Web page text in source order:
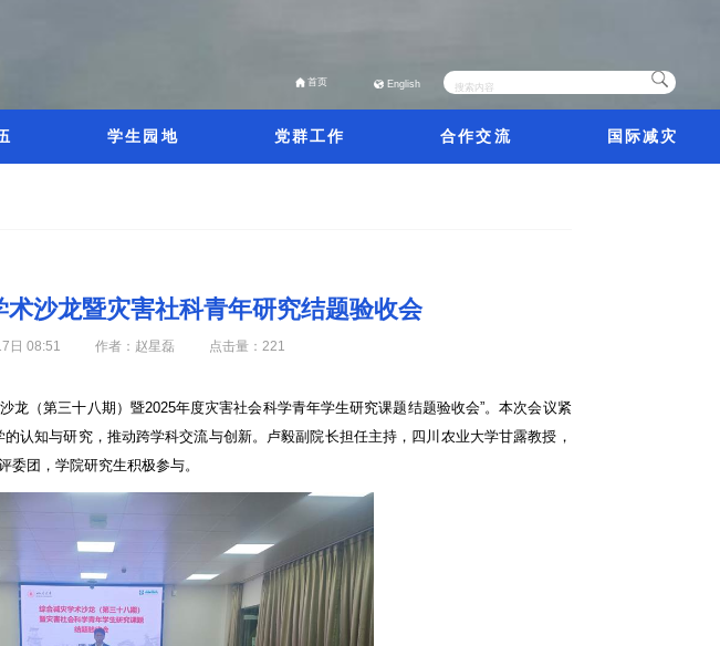
首页 English
学生园地 党群工作 合作交流 国际减灾
沙龙暨灾害社科青年研究结题验收会
日 08:51 作者：赵星磊 点击量： 221
龙（第三十八期）暨2025年度灾害社会科学青年学生研究课题结题验收会”。本次会议紧
认知与研究，推动跨学科交流与创新。卢毅副院长担任主持，四川农业大学甘露教授，
委团，学院研究生积极参与。